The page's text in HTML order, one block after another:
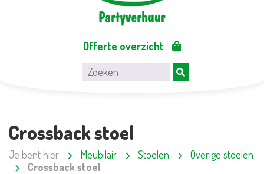
Offerte overzicht
Crossback stoel
Je bent hier Meubilair Stoelen
Overige stoelen
Crossback stoel